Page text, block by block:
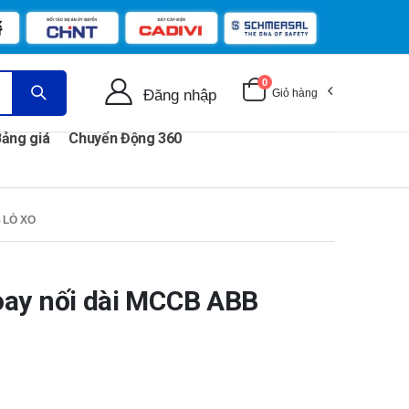
Đăng nhập
0
Giỏ hàng
giá Chuyển Động 360
XO
nối dài MCCB ABB